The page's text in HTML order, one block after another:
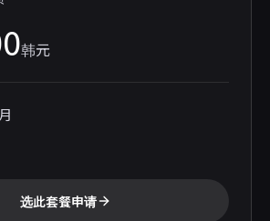
韩元
选此套餐申请